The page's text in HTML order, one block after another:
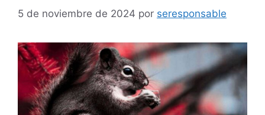
5 de noviembre de 2024 por seresponsable